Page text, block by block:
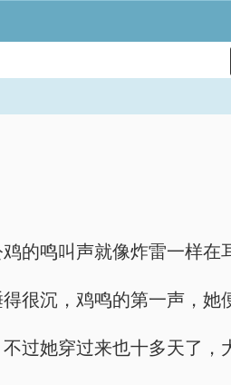
的鸣叫声就像炸雷一样在
很沉，鸡鸣的第一声，她
过她穿过来也十多天了